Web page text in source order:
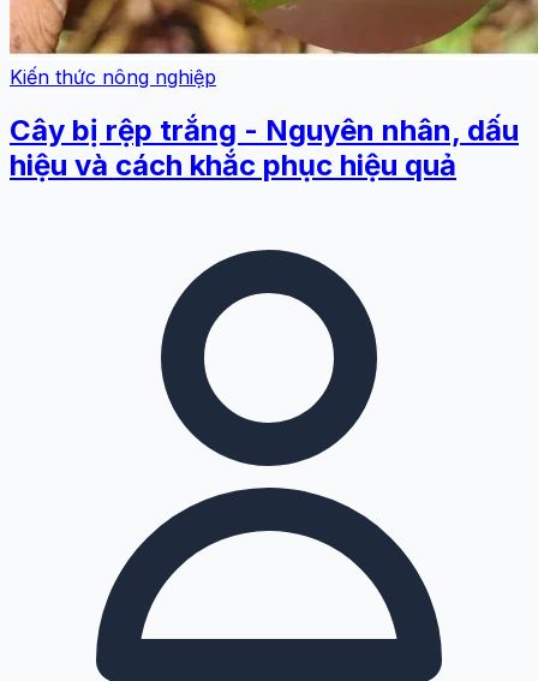
Kiến thức nông nghiệp
Cây bị rệp trắng - Nguyên nhân, dấu
hiệu và cách khắc phục hiệu quả